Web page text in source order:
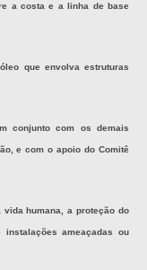
a costa e a linha de base
que envolva estruturas
conjunto com os demais
e com o apoio do Comitê
humana, a proteção do
ameaçadas ou